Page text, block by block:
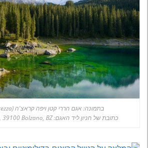
בתמונה: אגם הררי קטן ויפה קראצ'ה (Lago di Carezza)
כתובת של חניון ליד האגם: Via Carezza, 123, 39100 Bolzano, BZ